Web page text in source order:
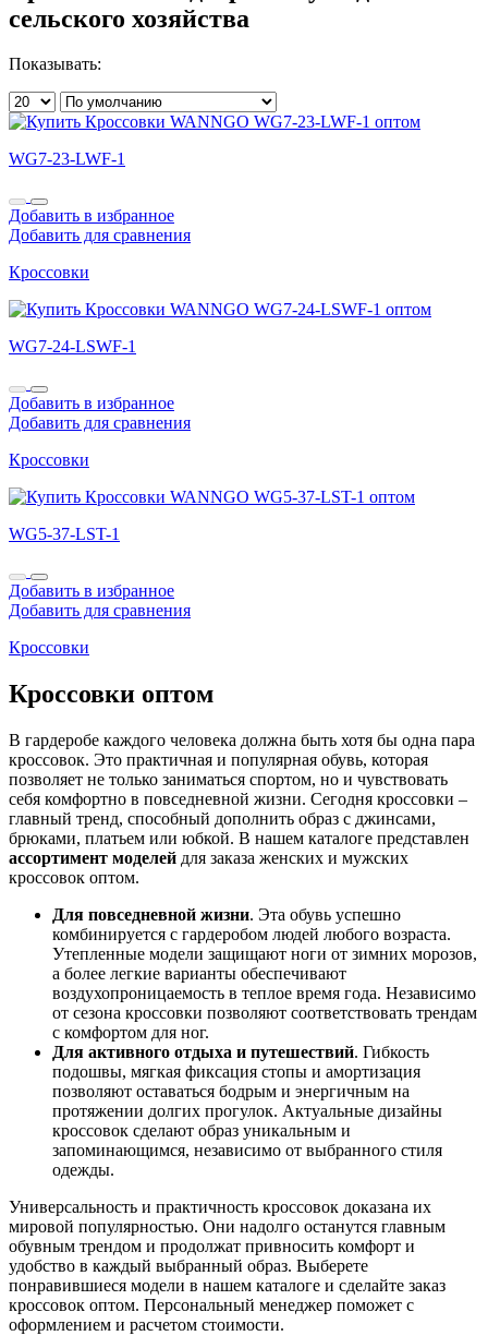
сельского хозяйства
Показывать:
WG7-23-LWF-1
Добавить в избранное
Добавить для сравнения
Кроссовки
WG7-24-LSWF-1
Добавить в избранное
Добавить для сравнения
Кроссовки
WG5-37-LST-1
Добавить в избранное
Добавить для сравнения
Кроссовки
Кроссовки оптом
В гардеробе каждого человека должна быть хотя бы одна пара
кроссовок. Это практичная и популярная обувь, которая
позволяет не только заниматься спортом, но и чувствовать
себя комфортно в повседневной жизни. Сегодня кроссовки –
главный тренд, способный дополнить образ с джинсами,
брюками, платьем или юбкой. В нашем каталоге представлен
ассортимент моделей для заказа женских и мужских
кроссовок оптом.
Для повседневной жизни. Эта обувь успешно
комбинируется с гардеробом людей любого возраста.
Утепленные модели защищают ноги от зимних морозов,
а более легкие варианты обеспечивают
воздухопроницаемость в теплое время года. Независимо
от сезона кроссовки позволяют соответствовать трендам
с комфортом для ног.
Для активного отдыха и путешествий. Гибкость
подошвы, мягкая фиксация стопы и амортизация
позволяют оставаться бодрым и энергичным на
протяжении долгих прогулок. Актуальные дизайны
кроссовок сделают образ уникальным и
запоминающимся, независимо от выбранного стиля
одежды.
Универсальность и практичность кроссовок доказана их
мировой популярностью. Они надолго останутся главным
обувным трендом и продолжат привносить комфорт и
удобство в каждый выбранный образ. Выберете
понравившиеся модели в нашем каталоге и сделайте заказ
кроссовок оптом. Персональный менеджер поможет с
оформлением и расчетом стоимости.